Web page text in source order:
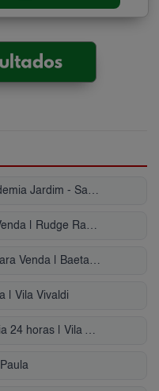
Condomínio Para Alugar C Academia Jardim - Santo André, SP
Casa Térrea com quintal para Venda | Rudge Ramos
Apartamento hidromassagem para Venda | Baeta Neves
| Vila Vivaldi
Alugar Apartamento com portaria 24 horas | Vila Assunção